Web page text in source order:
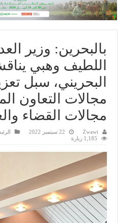
بالبحرين: وزير
اللطيف وهبي
البحريني، سبل
مجالات التعاون
مجالات القضاء
Zwawi 22 سبتمبر 2022
1,185 زيارة